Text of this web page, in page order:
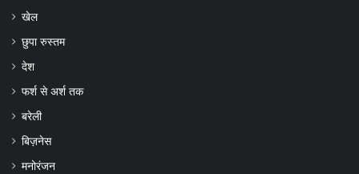
खेल
छुपा रुस्तम
देश
फर्श से अर्श तक
बरेली
बिज़नेस
मनोरंजन